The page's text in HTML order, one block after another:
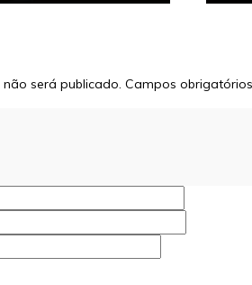
será publicado. Campos